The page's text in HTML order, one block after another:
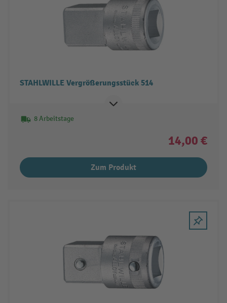
STAHLWILLE Vergrößerungsstück 514
8 Arbeitstage
14,00 €
Zum Produkt